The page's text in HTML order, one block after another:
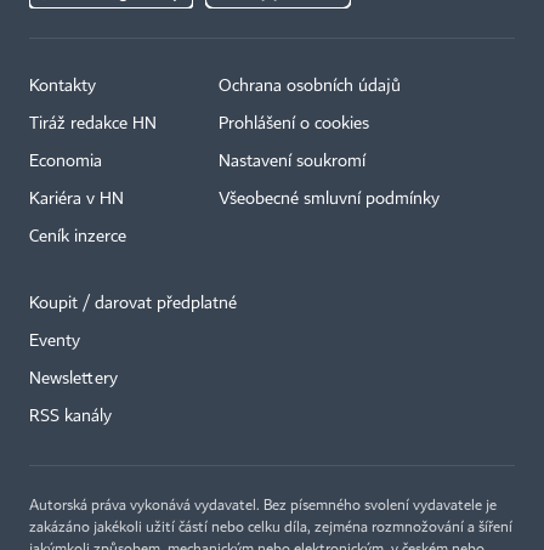
Kontakty
Tiráž redakce HN
Economia
Kariéra v HN
Ceník inzerce
Ochrana osobních údajů
Prohlášení o cookies
Nastavení soukromí
Všeobecné smluvní podmínky
Koupit / darovat předplatné
Eventy
Newslettery
RSS kanály
Autorská práva vykonává vydavatel. Bez písemného svolení vydavatele je
zakázáno jakékoli užití částí nebo celku díla, zejména rozmnožování a šíření